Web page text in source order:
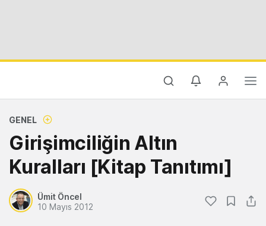
GENEL
Girişimciliğin Altın
Kuralları [Kitap Tanıtımı]
Ümit Öncel
10 Mayıs 2012